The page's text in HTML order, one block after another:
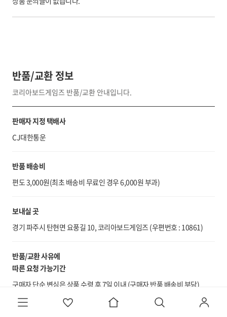
반품/교환 정보
코리아보드게임즈 반품/교환 안내입니다.
판매자 지정 택배사
CJ대한통운
반품 배송비
편도 3,000원(최초 배송비 무료인 경우 6,000원 부과)
보내실 곳
경기 파주시 탄현면 요풍길 10, 코리아보드게임즈 (우편번호 : 10861)
반품/교환 사유에
따른 요청 가능기간
구매자 단순 변심은 상품 수령 후 7일 이내 (구매자 반품 배송비 부담)
표시/광고와 상이, 계약 내용과 다르게 이행된 경우 상품 수령 후 3개월